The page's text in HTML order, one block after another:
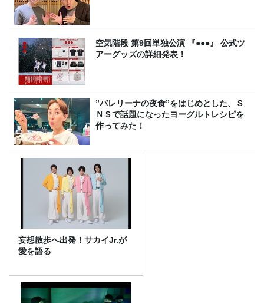
空気階段 第9回単独公演 『●●●』 公式ツ
アーグッズの詳細発表！
”バレリーナの夜食”をはじめとした、Ｓ
ＮＳで話題になったヨーグルトレシピを
作ってみた！
妄想散歩へ出発！サカイJr.が
愛を語る